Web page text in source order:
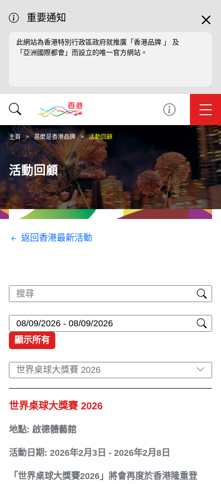
重要通知
此網站為香港特別行政區政府就推廣「香港品牌 」 及
「亞洲國際都會」而設立的唯一官方網站。
主頁 甚麼是香港品牌 活動回顧
活動回顧
返回香港最新活動
顯示所有
世界桌球大獎賽 2026
世界桌球大獎賽 2026
地點: 啟德體藝館
活動日期: 2026年2月3日 - 2026年2月8日
「世界桌球大獎賽2026」將會再度於香港隆重登